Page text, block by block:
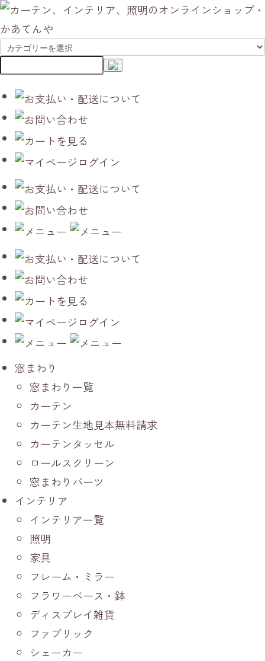
窓まわり
窓まわり一覧
カーテン
カーテン生地見本無料請求
カーテンタッセル
ロールスクリーン
窓まわりパーツ
インテリア
インテリア一覧
照明
家具
フレーム・ミラー
フラワーベース・鉢
ディスプレイ雑貨
ファブリック
シェーカー